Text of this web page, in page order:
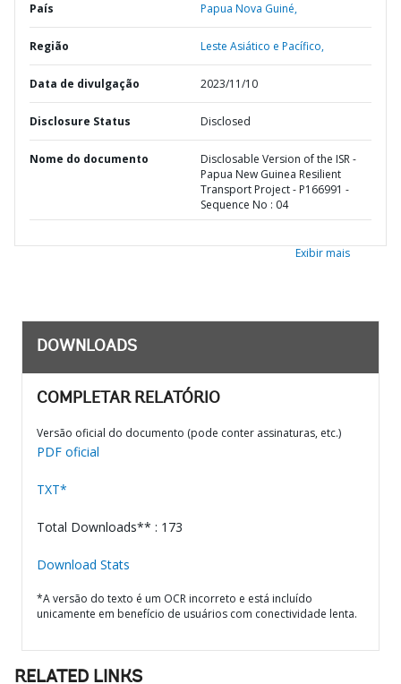
País Papua Nova Guiné,
Região Leste Asiático e Pacífico,
Data de divulgação 2023/11/10
Disclosure Status Disclosed
Nome do documento
Disclosable Version of the ISR -
Papua New Guinea Resilient
Transport Project - P166991 -
Sequence No : 04
Exibir mais
DOWNLOADS
COMPLETAR RELATÓRIO
Versão oficial do documento (pode conter assinaturas, etc.)
PDF oficial
TXT*
Total Downloads** : 173
Download Stats
*A versão do texto é um OCR incorreto e está incluído
unicamente em benefício de usuários com conectividade lenta.
RELATED LINKS